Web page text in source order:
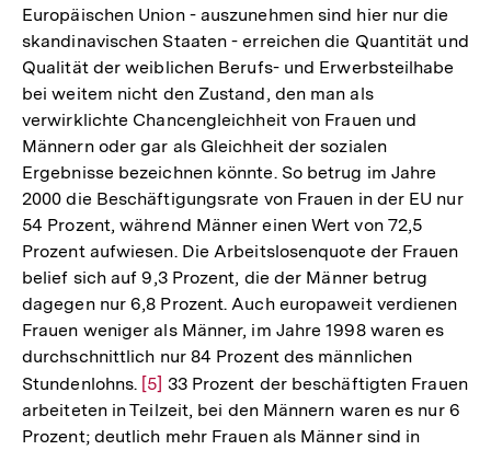
Europäischen Union - auszunehmen sind hier nur die
skandinavischen Staaten - erreichen die Quantität und
Qualität der weiblichen Berufs- und Erwerbsteilhabe
bei weitem nicht den Zustand, den man als
verwirklichte Chancengleichheit von Frauen und
Männern oder gar als Gleichheit der sozialen
Ergebnisse bezeichnen könnte. So betrug im Jahre
2000 die Beschäftigungsrate von Frauen in der EU nur
54 Prozent, während Männer einen Wert von 72,5
Prozent aufwiesen. Die Arbeitslosenquote der Frauen
belief sich auf 9,3 Prozent, die der Männer betrug
dagegen nur 6,8 Prozent. Auch europaweit verdienen
Frauen weniger als Männer, im Jahre 1998 waren es
durchschnittlich nur 84 Prozent des männlichen
Stundenlohns. Zur
Auflösung
der
[5] 33 Prozent der beschäftigten Frauen
arbeiteten in Teilzeit, bei den Männern waren es nur 6
Prozent; deutlich mehr Frauen als Männer sind in